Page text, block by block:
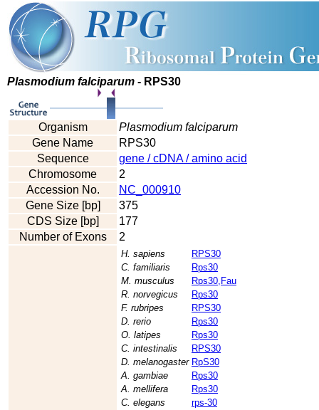
Plasmodium falciparum - RPS30
Organism
Plasmodium falciparum
Gene Name
RPS30
Sequence
gene / cDNA / amino acid
Chromosome
2
Accession No.
NC_000910
Gene Size [bp]
375
CDS Size [bp]
177
Number of Exons
2
H. sapiens
RPS30
C. familiaris
Rps30
M. musculus
Rps30,Fau
R. norvegicus
Rps30
F. rubripes
RPS30
D. rerio
Rps30
O. latipes
Rps30
C. intestinalis
RPS30
D. melanogaster RpS30
A. gambiae
Rps30
A. mellifera
Rps30
C. elegans
rps-30